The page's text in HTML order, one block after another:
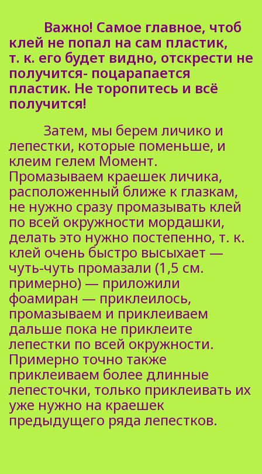
Важно! Самое главное, чтоб
клей не попал на сам пластик,
т. к. его будет видно, отскрести не
получится- поцарапается
пластик. Не торопитесь и всё
получится!
Затем, мы берем личико и
лепестки, которые поменьше, и
клеим гелем Момент.
Промазываем краешек личика,
расположенный ближе к глазкам,
не нужно сразу промазывать клей
по всей окружности мордашки,
делать это нужно постепенно, т. к.
клей очень быстро высыхает —
чуть-чуть промазали (1,5 см.
примерно) — приложили
фоамиран — приклеилось,
промазываем и приклеиваем
дальше пока не приклеите
лепестки по всей окружности.
Примерно точно также
приклеиваем более длинные
лепесточки, только приклеивать их
уже нужно на краешек
предыдущего ряда лепестков.